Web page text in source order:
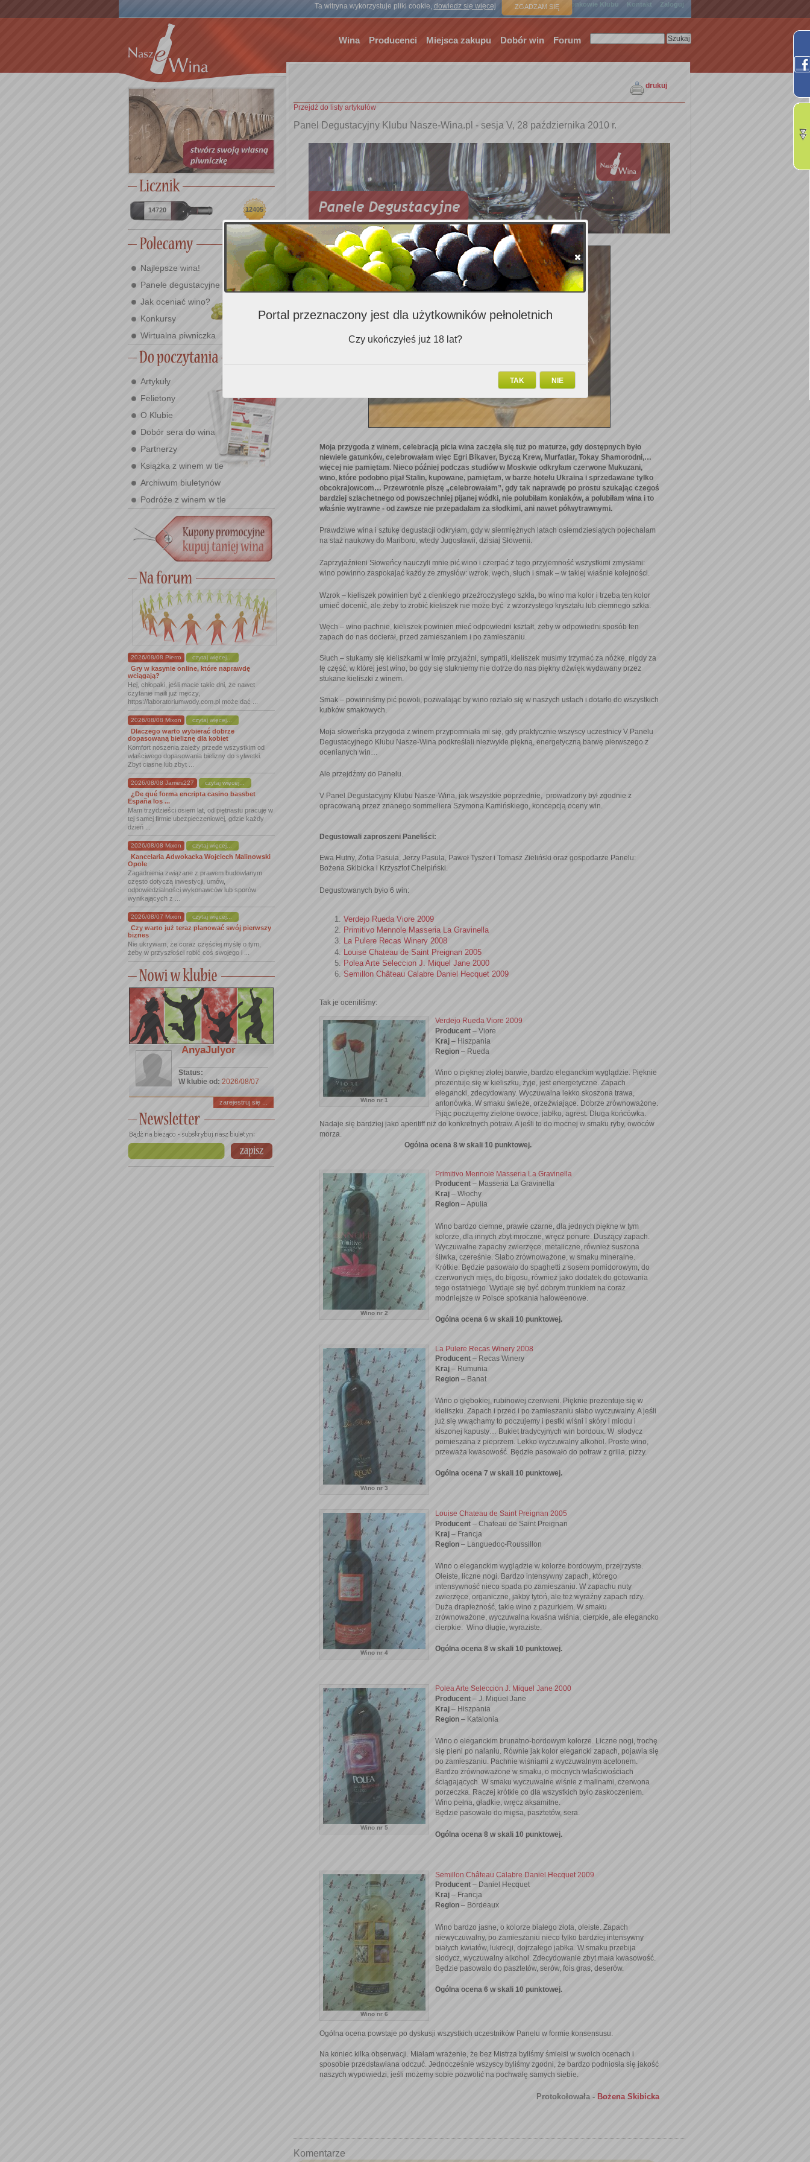
Ta witryna wykorzystuje pliki cookie, dowiedz się więcej ZGADZAM SIĘ
Strona główna Członkowie Klubu Kontakt Zaloguj
Wina Producenci Miejsca zakupu Dobór win Forum
14720 12405
Najlepsze wina!
Panele degustacyjne
Jak oceniać wino?
Konkursy
Wirtualna piwniczka
Artykuły
Felietony
O Klubie
Dobór sera do wina
Partnerzy
Książka z winem w tle
Archiwum biuletynów
Podróże z winem w tle
2026/08/08 Pierro czytaj więcej...
Gry w kasynie online, które naprawdę
wciągają?
Hej, chłopaki, jeśli macie takie dni, że nawet
czytanie maili już męczy,
https://laboratoriumwody.com.pl może dać ...
2026/08/08 Mixon czytaj więcej...
Dlaczego warto wybierać dobrze
dopasowaną bieliznę dla kobiet
Komfort noszenia zależy przede wszystkim od
właściwego dopasowania bielizny do sylwetki.
Zbyt ciasne lub zbyt ...
2026/08/08 James227 czytaj więcej...
¿De qué forma encripta casino bassbet
España los ...
Mam trzydzieści osiem lat, od piętnastu pracuję w
tej samej firmie ubezpieczeniowej, gdzie każdy
dzień ...
2026/08/08 Mixon czytaj więcej...
Kancelaria Adwokacka Wojciech Malinowski
Opole
Zagadnienia związane z prawem budowlanym
często dotyczą inwestycji, umów,
odpowiedzialności wykonawców lub sporów
wynikających z ...
2026/08/07 Mixon czytaj więcej...
Czy warto już teraz planować swój pierwszy
biznes
Nie ukrywam, że coraz częściej myślę o tym,
żeby w przyszłości robić coś swojego i ...
AnyaJulyor
Status:
W klubie od: 2026/08/07
zarejestruj się ...
drukuj
Przejdź do listy artykułów
Panel Degustacyjny Klubu Nasze-Wina.pl - sesja V, 28 października 2010 r.
Moja przygoda z winem, celebracją picia wina zaczęła się tuż po maturze, gdy dostępnych było
niewiele gatunków, celebrowałam więc Egri Bikaver, Byczą Krew, Murfatlar, Tokay Shamorodni,…
więcej nie pamiętam. Nieco później podczas studiów w Moskwie odkryłam czerwone Mukuzani,
wino, które podobno pijał Stalin, kupowane, pamiętam, w barze hotelu Ukraina i sprzedawane tylko
obcokrajowcom… Przewrotnie piszę „celebrowałam”, gdy tak naprawdę po prostu szukając czegoś
bardziej szlachetnego od powszechniej pijanej wódki, nie polubiłam koniaków, a polubiłam wina i to
właśnie wytrawne - od zawsze nie przepadałam za słodkimi, ani nawet półwytrawnymi.
Prawdziwe wina i sztukę degustacji odkryłam, gdy w siermiężnych latach osiemdziesiątych pojechałam
na staż naukowy do Mariboru, wtedy Jugosławii, dzisiaj Słowenii.
Zaprzyjaźnieni Słoweńcy nauczyli mnie pić wino i czerpać z tego przyjemność wszystkimi zmysłami:
wino powinno zaspokajać każdy ze zmysłów: wzrok, węch, słuch i smak – w takiej właśnie kolejności.
Wzrok – kieliszek powinien być z cienkiego przeźroczystego szkła, bo wino ma kolor i trzeba ten kolor
umieć docenić, ale żeby to zrobić kieliszek nie może być z wzorzystego kryształu lub ciemnego szkła.
Węch – wino pachnie, kieliszek powinien mieć odpowiedni kształt, żeby w odpowiedni sposób ten
zapach do nas docierał, przed zamieszaniem i po zamieszaniu.
Słuch – stukamy się kieliszkami w imię przyjaźni, sympatii, kieliszek musimy trzymać za nóżkę, nigdy za
tę część, w której jest wino, bo gdy się stukniemy nie dotrze do nas piękny dźwięk wydawany przez
stukane kieliszki z winem.
Smak – powinniśmy pić powoli, pozwalając by wino rozlało się w naszych ustach i dotarło do wszystkich
kubków smakowych.
Moja słoweńska przygoda z winem przypomniała mi się, gdy praktycznie wszyscy uczestnicy V Panelu
Degustacyjnego Klubu Nasze-Wina podkreślali niezwykle piękną, energetyczną barwę pierwszego z
ocenianych win…
Ale przejdźmy do Panelu.
V Panel Degustacyjny Klubu Nasze-Wina, jak wszystkie poprzednie, prowadzony był zgodnie z
opracowaną przez znanego sommeliera Szymona Kamińskiego, koncepcją oceny win.
Degustowali zaproszeni Paneliści:
Ewa Hutny, Zofia Pasula, Jerzy Pasula, Paweł Tyszer i Tomasz Zieliński oraz gospodarze Panelu:
Bożena Skibicka i Krzysztof Chełpiński.
Degustowanych było 6 win:
Verdejo Rueda Viore 2009
Primitivo Mennole Masseria La Gravinella
La Pulere Recas Winery 2008
Louise Chateau de Saint Preignan 2005
Polea Arte Seleccion J. Miquel Jane 2000
Semillon Château Calabre Daniel Hecquet 2009
Tak je oceniliśmy:
Wino nr 1
Verdejo Rueda Viore 2009
Producent – Viore
Kraj – Hiszpania
Region – Rueda
Wino o pięknej złotej barwie, bardzo eleganckim wyglądzie. Pięknie
prezentuje się w kieliszku, żyje, jest energetyczne. Zapach
elegancki, zdecydowany. Wyczuwalna lekko skoszona trawa,
antonówka. W smaku świeże, orzeźwiające. Dobrze zrównoważone.
Pijąc poczujemy zielone owoce, jabłko, agrest. Długa końcówka.
Nadaje się bardziej jako aperitiff niż do konkretnych potraw. A jeśli to do mocnej w smaku ryby, owoców
morza.
Ogólna ocena 8 w skali 10 punktowej.
Wino nr 2
Primitivo Mennole Masseria La Gravinella
Producent – Masseria La Gravinella
Kraj – Włochy
Region – Apulia
Wino bardzo ciemne, prawie czarne, dla jednych piękne w tym
kolorze, dla innych zbyt mroczne, wręcz ponure. Duszący zapach.
Wyczuwalne zapachy zwierzęce, metaliczne, również suszona
śliwka, czereśnie. Słabo zrównoważone, w smaku mineralne.
Krótkie. Będzie pasowało do spaghetti z sosem pomidorowym, do
czerwonych mięs, do bigosu, również jako dodatek do gotowania
tego ostatniego. Wydaje się być dobrym trunkiem na coraz
modniejsze w Polsce spotkania haloweenowe.
Ogólna ocena 6 w skali 10 punktowej.
Wino nr 3
La Pulere Recas Winery 2008
Producent – Recas Winery
Kraj – Rumunia
Region – Banat
Wino o głębokiej, rubinowej czerwieni. Pięknie prezentuje się w
kieliszku. Zapach i przed i po zamieszaniu słabo wyczuwalny. A jeśli
już się wwąchamy to poczujemy i pestki wiśni i skóry i miodu i
kiszonej kapusty… Bukiet tradycyjnych win bordoux. W słodycz
pomieszana z pieprzem. Lekko wyczuwalny alkohol. Proste wino,
przeważa kwasowość. Będzie pasowało do potraw z grilla, pizzy.
Ogólna ocena 7 w skali 10 punktowej.
Wino nr 4
Louise Chateau de Saint Preignan 2005
Producent – Chateau de Saint Preignan
Kraj – Francja
Region – Languedoc-Roussillon
Wino o eleganckim wyglądzie w kolorze bordowym, przejrzyste.
Oleiste, liczne nogi. Bardzo intensywny zapach, którego
intensywność nieco spada po zamieszaniu. W zapachu nuty
zwierzęce, organiczne, jakby tytoń, ale też wyraźny zapach rdzy.
Duża drapieżność, takie wino z pazurkiem. W smaku
zrównoważone, wyczuwalna kwaśna wiśnia, cierpkie, ale elegancko
cierpkie. Wino długie, wyraziste.
Ogólna ocena 8 w skali 10 punktowej.
Wino nr 5
Polea Arte Seleccion J. Miquel Jane 2000
Producent – J. Miquel Jane
Kraj – Hiszpania
Region – Katalonia
Wino o eleganckim brunatno-bordowym kolorze. Liczne nogi, trochę
się pieni po nalaniu. Równie jak kolor elegancki zapach, pojawia się
po zamieszaniu. Pachnie wiśniami z wyczuwalnym acetonem.
Bardzo zrównoważone w smaku, o mocnych właściwościach
ściągających. W smaku wyczuwalne wiśnie z malinami, czerwona
porzeczka. Raczej krótkie co dla wszystkich było zaskoczeniem.
Wino pełna, gładkie, wręcz aksamitne.
Będzie pasowało do mięsa, pasztetów, sera.
Ogólna ocena 8 w skali 10 punktowej.
Wino nr 6
Semillon Château Calabre Daniel Hecquet 2009
Producent – Daniel Hecquet
Kraj – Francja
Region – Bordeaux
Wino bardzo jasne, o kolorze białego złota, oleiste. Zapach
niewyczuwalny, po zamieszaniu nieco tylko bardziej intensywny
białych kwiatów, lukrecji, dojrzałego jabłka. W smaku przebija
słodycz, wyczuwalny alkohol. Zdecydowanie zbyt mała kwasowość.
Będzie pasowało do pasztetów, serów, fois gras, deserów.
Ogólna ocena 6 w skali 10 punktowej.
Ogólna ocena powstaje po dyskusji wszystkich uczestników Panelu w formie konsensusu.
Na koniec kilka obserwacji. Miałam wrażenie, że bez Mistrza byliśmy śmielsi w swoich ocenach i
sposobie przedstawiana odczuć. Jednocześnie wszyscy byliśmy zgodni, że bardzo podniosła się jakość
naszych wypowiedzi, jeśli możemy sobie pozwolić na pochwałę samych siebie.
Protokołowała - Bożena Skibicka
Komentarze
Portal przeznaczony jest dla użytkowników pełnoletnich
Czy ukończyłeś już 18 lat?
NIE
TAK